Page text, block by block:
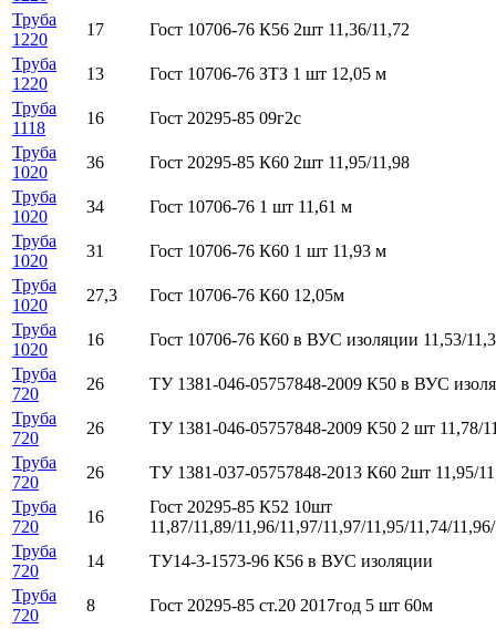
Труба
1220
17
Гост 10706-76 К56 2шт 11,36/11,72
Труба
1220
13
Гост 10706-76 ЗТЗ 1 шт 12,05 м
Труба
1118
16
Гост 20295-85 09г2с
Труба
1020
36
Гост 20295-85 К60 2шт 11,95/11,98
Труба
1020
34
Гост 10706-76 1 шт 11,61 м
Труба
1020
31
Гост 10706-76 К60 1 шт 11,93 м
Труба
1020
27,3
Гост 10706-76 К60 12,05м
Труба
1020
16
Гост 10706-76 К60 в ВУС изоляции 11,53/
Труба
720
26
ТУ 1381-046-05757848-2009 К50 в ВУС
Труба
720
26
ТУ 1381-046-05757848-2009 К50 2 шт 11,78/
Труба
720
26
ТУ 1381-037-05757848-2013 К60 2шт 11,95/
Труба
720
16
Гост 20295-85 К52 10шт
11,87/11,89/11,96/11,97/11,97/11,95/11,74/
Труба
720
14
ТУ14-3-1573-96 К56 в ВУС изоляции
Труба
720
8
Гост 20295-85 ст.20 2017год 5 шт 60м